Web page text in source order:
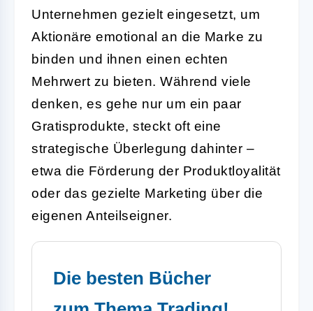
Unternehmen gezielt eingesetzt, um
Aktionäre emotional an die Marke zu
binden und ihnen einen echten
Mehrwert zu bieten. Während viele
denken, es gehe nur um ein paar
Gratisprodukte, steckt oft eine
strategische Überlegung dahinter –
etwa die Förderung der Produktloyalität
oder das gezielte Marketing über die
eigenen Anteilseigner.
Die besten Bücher